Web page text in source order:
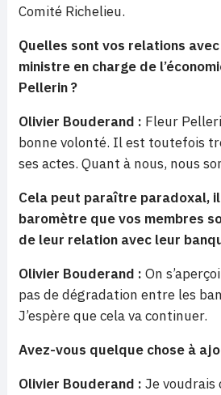
Comité Richelieu.
Quelles sont vos relations
ministre en charge de
Pellerin ?
Olivier Bouderand : Fleur
bonne volonté. Il est toutefois
ses actes. Quant à nous, nous
Cela peut paraître paradoxal,
baromètre que vos membres
de leur relation avec leur
Olivier Bouderand : On
pas de dégradation entre les
J’espère que cela va continuer.
Avez-vous quelque chose à
Olivier Bouderand : Je voudrais